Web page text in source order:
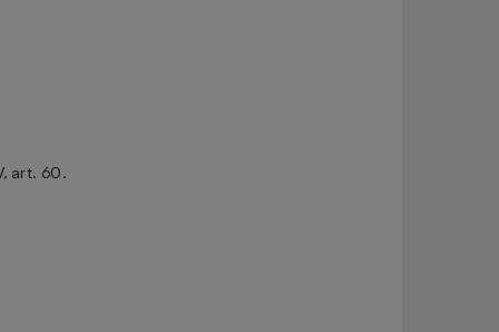
art. 60.